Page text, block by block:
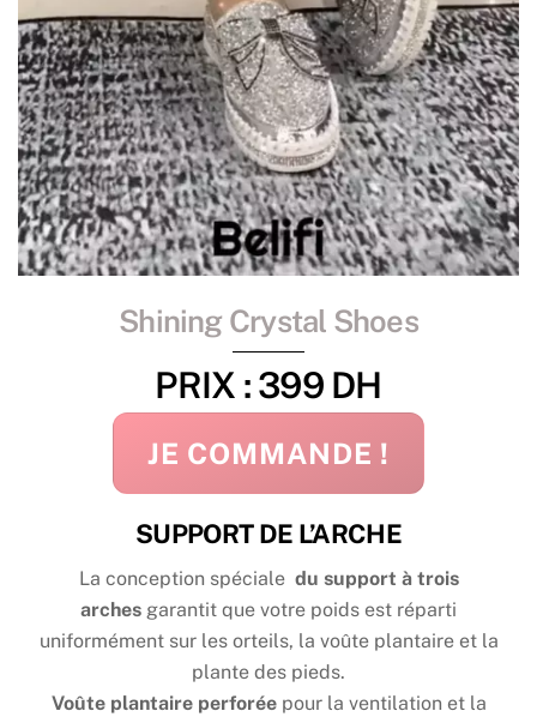
Shining Crystal Shoes
PRIX : 399 DH
JE COMMANDE !
SUPPORT DE L’ARCHE
La conception spéciale du support à trois
arches garantit que votre poids est réparti
uniformément sur les orteils, la voûte plantaire et la
plante des pieds.
Voûte plantaire perforéepour la ventilation et la